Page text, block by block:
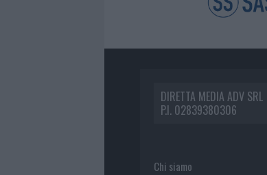
DIRETTA MEDIA ADV SRL
P.I. 02839380306
Chi siamo